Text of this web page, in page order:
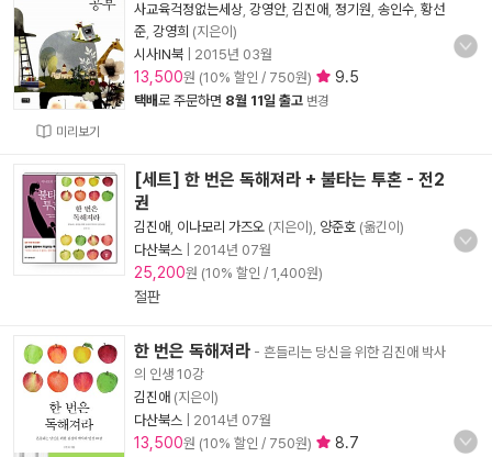
미리보기
사교육걱정없는세상 강영안, 김진애 정기원 송인수 황선
준 강영희 (지은이)
시사IN북
2015년 03월
13,500원 (10% 할인 / 750원) 9.5
택배로 주문하면 8월 11일 출고 변경
[세트] 한 번은 독해져라 + 불타는 투혼 - 전2
권
김진애 이나모리 가즈오 (지은이), 양준호 (옮긴이)
다산북스
2014년 07월
25,200원 (10% 할인 / 1,400원)
절판
한 번은 독해져라 - 흔들리는 당신을 위한 김진애 박사
의 인생 10강
김진애 (지은이)
다산북스
2014년 07월
13,500원 (10% 할인 / 750원) 8.7